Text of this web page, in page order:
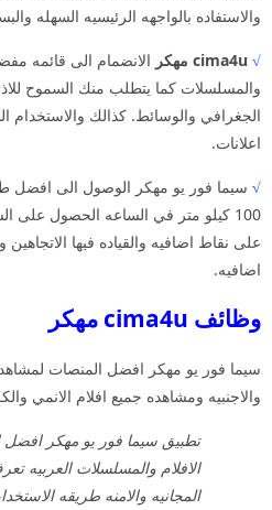
والاستفاده بالواجهه الرئيسيه السهله
√ cima4u مهكر
الانضمام الى قائمه
والمسلسلات كما يتطلب منك السموح
الجغرافي والوسائط. كذالك والاستخدام
اعلانات.
√ سيما فور يو مهكر الوصول الى افضل
100 كيلو متر في الساعه الحصول على
على نقاط اضافيه والقياده فيها
اضافيه.
وظائف cima4u مهكر
سيما فور يو مهكر افضل المنصات
والاجنبيه ومشاهده جميع افلام الانمي
تطبيق سيما فور يو مهكر افضل
الافلام والمسلسلات العربيه
المجانيه والامنه طريقه